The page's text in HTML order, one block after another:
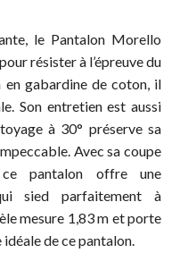
le Pantalon Morello
résister à l’épreuve du
gabardine de coton, il
Son entretien est aussi
à 30° préserve sa
Avec sa coupe
ce pantalon offre une
sied parfaitement à
mesure 1,83 m et porte
de ce pantalon.